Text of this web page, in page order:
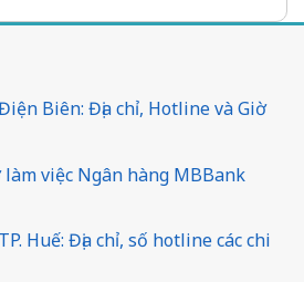
Biên: Địa chỉ, Hotline và Giờ
việc Ngân hàng MBBank
Huế: Địa chỉ, số hotline các chi